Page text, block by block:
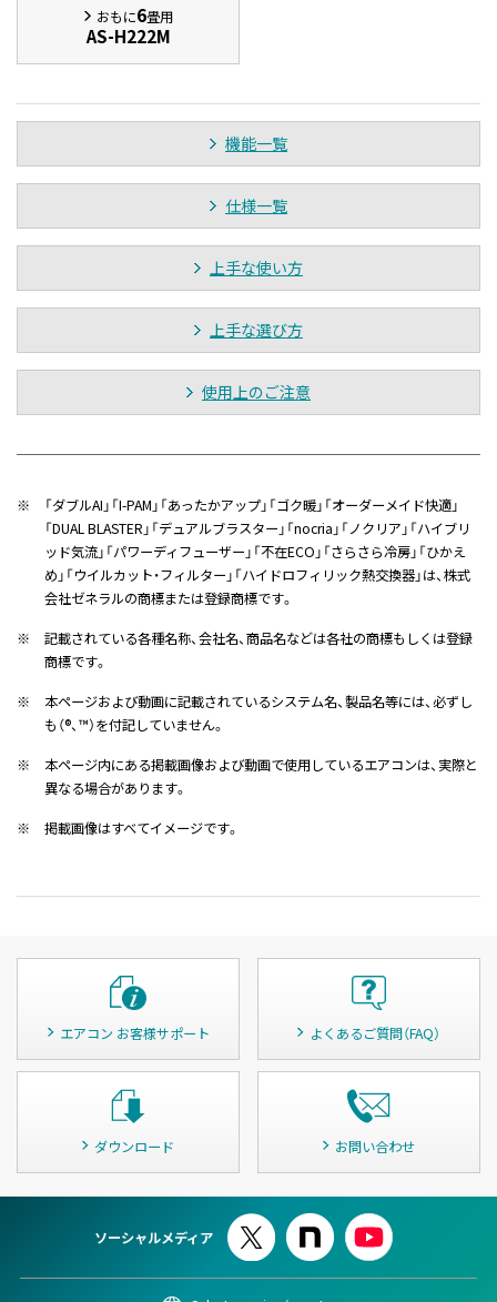
おもに6畳用
AS-H222M
機能一覧
仕様一覧
上手な使い方
上手な選び方
使用上のご注意
※
「ダブルAI」「I-PAM」「あったかアップ」「ゴク暖」「オーダーメイド快適」
「DUAL BLASTER」「デュアルブラスター」「nocria」「ノクリア」「ハイブリ
ッド気流」「パワーディフューザー」「不在ECO」「さらさら冷房」「ひかえ
め」「ウイルカット・フィルター」「ハイドロフィリック熱交換器」は、株式
会社ゼネラルの商標または登録商標です。
※
記載されている各種名称、会社名、商品名などは各社の商標もしくは登録
商標です。
※
本ページおよび動画に記載されているシステム名、製品名等には、必ずし
も（®、™）を付記していません。
※
本ページ内にある掲載画像および動画で使用しているエアコンは、実際と
異なる場合があります。
※
掲載画像はすべてイメージです。
エアコン お客様サポート よくあるご質問（FAQ）
ダウンロード お問い合わせ
ソーシャルメディア